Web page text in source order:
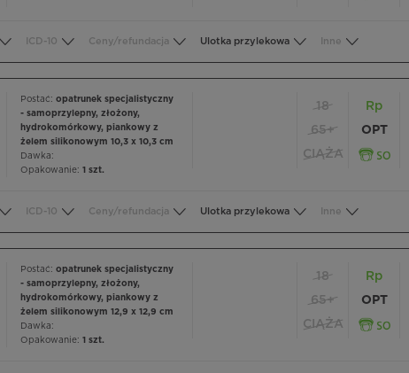
ICD-10 Ceny/refundacja Ulotka przylekowa Inne
Postać: opatrunek specjalistyczny
- samoprzylepny, złożony,
hydrokomórkowy, piankowy z
żelem silikonowym 10,3 x 10,3 cm
Dawka:
Opakowanie: 1 szt.
18
65+
CIĄŻA
Rp
OPT
ICD-10 Ceny/refundacja Ulotka przylekowa Inne
Postać: opatrunek specjalistyczny
- samoprzylepny, złożony,
hydrokomórkowy, piankowy z
żelem silikonowym 12,9 x 12,9 cm
Dawka:
Opakowanie: 1 szt.
18
65+
CIĄŻA
Rp
OPT